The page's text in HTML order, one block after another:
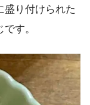
盛り付けられた
す。